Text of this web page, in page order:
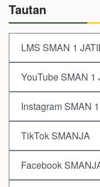
Tautan
LMS SMAN 1
YouTube SMAN 1
Instagram SMAN
TikTok SMANJA
Facebook